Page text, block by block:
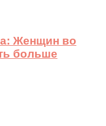
Женщин во
больше